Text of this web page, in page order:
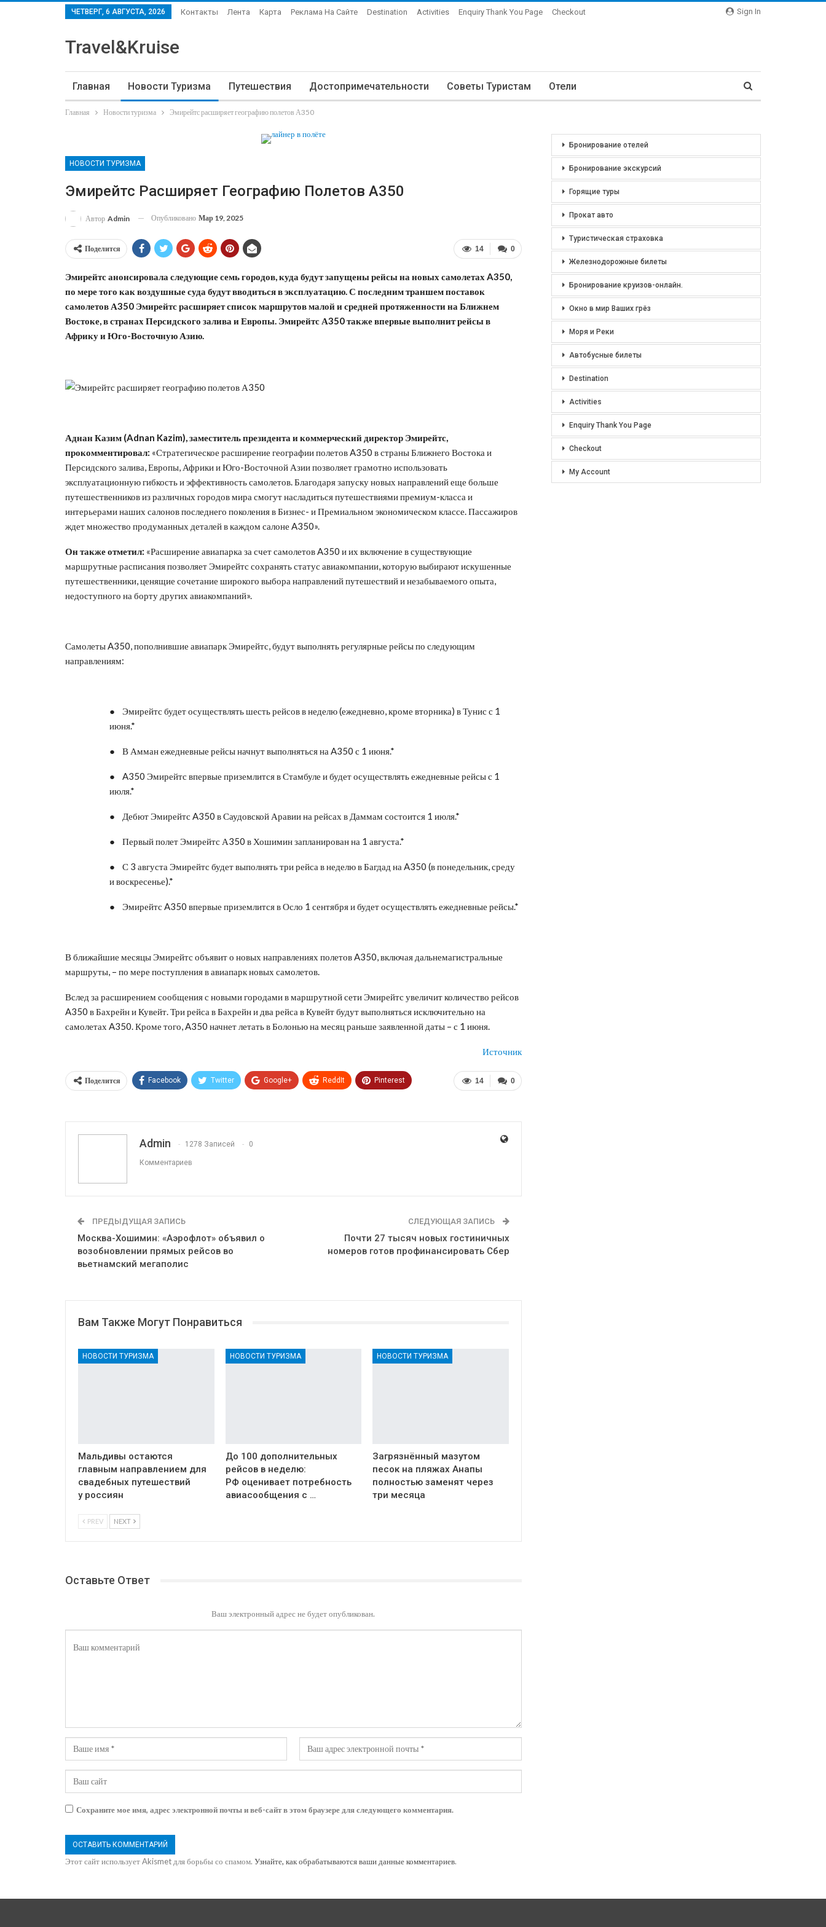
Sign In
ЧЕТВЕРГ, 6 АВГУСТА, 2026 Контакты Лента Карта Реклама На Сайте Destination Activities Enquiry Thank You Page
Checkout
Travel&Kruise
Главная Новости Туризма Путешествия Достопримечательности Советы Туристам Отели
Главная Новости туризма Эмирейтс расширяет географию полетов А350
НОВОСТИ ТУРИЗМА
Эмирейтс Расширяет Географию Полетов А350
Автор Admin Опубликовано Мар 19, 2025
0
14
Поделится
Эмирейтс анонсировала следующие семь городов, куда будут запущены рейсы на новых самолетах A350,
по мере того как воздушные суда будут вводиться в эксплуатацию. С последним траншем поставок
самолетов А350 Эмирейтс расширяет список маршрутов малой и средней протяженности на Ближнем
Востоке, в странах Персидского залива и Европы. Эмирейтс А350 также впервые выполнит рейсы в
Африку и Юго-Восточную Азию.
Аднан Казим (Adnan Kazim), заместитель президента и коммерческий директор Эмирейтс,
прокомментировал: «Стратегическое расширение географии полетов A350 в страны Ближнего Востока и
Персидского залива, Европы, Африки и Юго-Восточной Азии позволяет грамотно использовать
эксплуатационную гибкость и эффективность самолетов. Благодаря запуску новых направлений еще больше
путешественников из различных городов мира смогут насладиться путешествиями премиум-класса и
интерьерами наших салонов последнего поколения в Бизнес- и Премиальном экономическом классе. Пассажиров
ждет множество продуманных деталей в каждом салоне A350».
Он также отметил: «Расширение авиапарка за счет самолетов A350 и их включение в существующие
маршрутные расписания позволяет Эмирейтс сохранять статус авиакомпании, которую выбирают искушенные
путешественники, ценящие сочетание широкого выбора направлений путешествий и незабываемого опыта,
недоступного на борту других авиакомпаний».
Самолеты A350, пополнившие авиапарк Эмирейтс, будут выполнять регулярные рейсы по следующим
направлениям:
● Эмирейтс будет осуществлять шесть рейсов в неделю (ежедневно, кроме вторника) в Тунис с 1
июня.*
● В Амман ежедневные рейсы начнут выполняться на A350 с 1 июня.*
● A350 Эмирейтс впервые приземлится в Стамбуле и будет осуществлять ежедневные рейсы с 1
июля.*
● Дебют Эмирейтс A350 в Саудовской Аравии на рейсах в Даммам состоится 1 июля.*
● Первый полет Эмирейтс А350 в Хошимин запланирован на 1 августа.*
● С 3 августа Эмирейтс будет выполнять три рейса в неделю в Багдад на A350 (в понедельник, среду
и воскресенье).*
● Эмирейтс A350 впервые приземлится в Осло 1 сентября и будет осуществлять ежедневные рейсы.*
В ближайшие месяцы Эмирейтс объявит о новых направлениях полетов A350, включая дальнемагистральные
маршруты, – по мере поступления в авиапарк новых самолетов.
Вслед за расширением сообщения с новыми городами в маршрутной сети Эмирейтс увеличит количество рейсов
A350 в Бахрейн и Кувейт. Три рейса в Бахрейн и два рейса в Кувейт будут выполняться исключительно на
самолетах A350. Кроме того, A350 начнет летать в Болонью на месяц раньше заявленной даты – с 1 июня.
Источник
0
14
Поделится Facebook Twitter Google+ ReddIt Pinterest
Admin 1278 Записей 0
Комментариев
ПРЕДЫДУЩАЯ ЗАПИСЬ
Москва-Хошимин: «Аэрофлот» объявил о
возобновлении прямых рейсов во
вьетнамский мегаполис
СЛЕДУЮЩАЯ ЗАПИСЬ
Почти 27 тысяч новых гостиничных
номеров готов профинансировать Сбер
Вам Также Могут Понравиться
НОВОСТИ ТУРИЗМА
Мальдивы остаются
главным направлением для
свадебных путешествий
у россиян
НОВОСТИ ТУРИЗМА
До 100 дополнительных
рейсов в неделю:
РФ оценивает потребность
авиасообщения с …
НОВОСТИ ТУРИЗМА
Загрязнённый мазутом
песок на пляжах Анапы
полностью заменят через
три месяца
PREV NEXT
Оставьте Ответ
Ваш электронный адрес не будет опубликован.
Сохраните мое имя, адрес электронной почты и веб-сайт в этом браузере для следующего комментария.
Этот сайт использует Akismet для борьбы со спамом. Узнайте, как обрабатываются ваши данные комментариев.
Бронирование отелей
Бронирование экскурсий
Горящие туры
Прокат авто
Туристическая страховка
Железнодорожные билеты
Бронирование круизов-онлайн.
Окно в мир Ваших грёз
Моря и Реки
Автобусные билеты
Destination
Activities
Enquiry Thank You Page
Checkout
My Account